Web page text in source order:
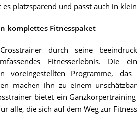
platzsparend und passt auch in
komplettes Fitnesspaket
durch seine
Fitnesserlebnis. Die
voreingestellten Programme,
machen ihn zu einem
bietet ein
alle, die sich auf dem Weg zur